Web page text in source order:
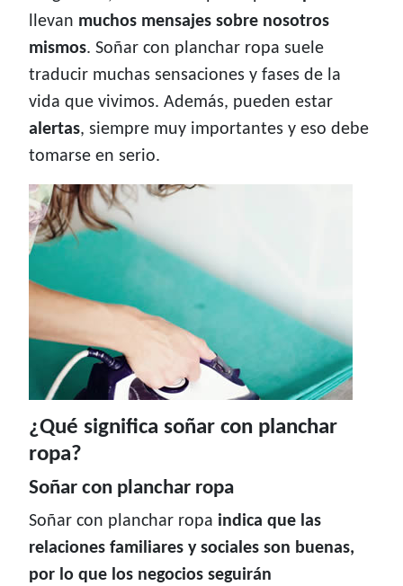
llevan muchos mensajes sobre nosotros
mismos. Soñar con planchar ropa suele
traducir muchas sensaciones y fases de la
vida que vivimos. Además, pueden estar
alertas, siempre muy importantes y eso debe
tomarse en serio.
¿Qué significa soñar con planchar
ropa?
Soñar con planchar ropa
Soñar con planchar ropa indica que las
relaciones familiares y sociales son buenas,
por lo que los negocios seguirán